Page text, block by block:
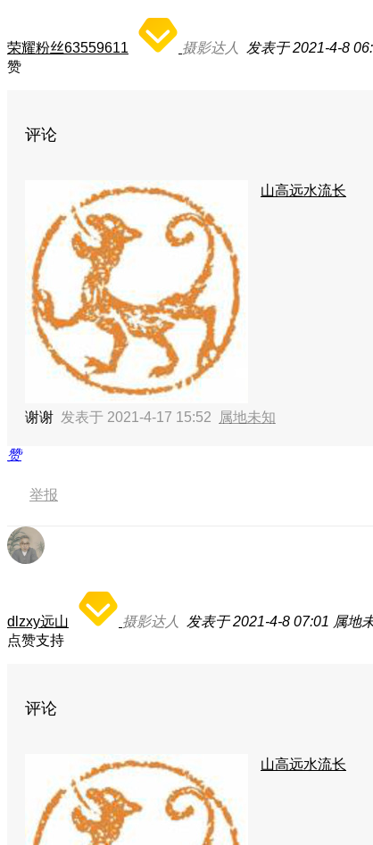
荣耀粉丝63559611 摄影达人 发表于 2021-4-8
赞
评论
山高远水流长
谢谢 发表于 2021-4-17 15:52 属地未知
赞
举报
dlzxy远山 摄影达人 发表于 2021-4-8 07:01 属地
点赞支持
评论
山高远水流长